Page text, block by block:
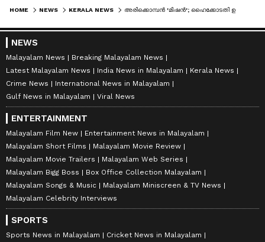
HOME NEWS KERALA NEWS അരിക്കൊമ്പൻ 'മിഷൻ'; ഹൈക്കോടതി ഉത്തരവിനെതിരെ കേരളം സുപ്രീംകോടതിയിൽ, തടസഹർജിയുമായി മൃഗസ്നേഹികളുടെ സംഘടന
NEWS
Malayalam News
Breaking Malayalam News
Latest Malayalam News
India News in Malayalam
Kerala News
Crime News
International News in Malayalam
Gulf News in Malayalam
Viral News
ENTERTAINMENT
Malayalam Film New
Entertainment News in Malayalam
Malayalam Short Films
Malayalam Movie Review
Malayalam Movie Trailers
Malayalam Web Series
Malayalam Bigg Boss
Box Office Collection Malayalam
Malayalam Songs & Music
Malayalam Miniscreen & TV News
Malayalam Celebrity Interviews
SPORTS
Sports News in Malayalam
Cricket News in Malayalam